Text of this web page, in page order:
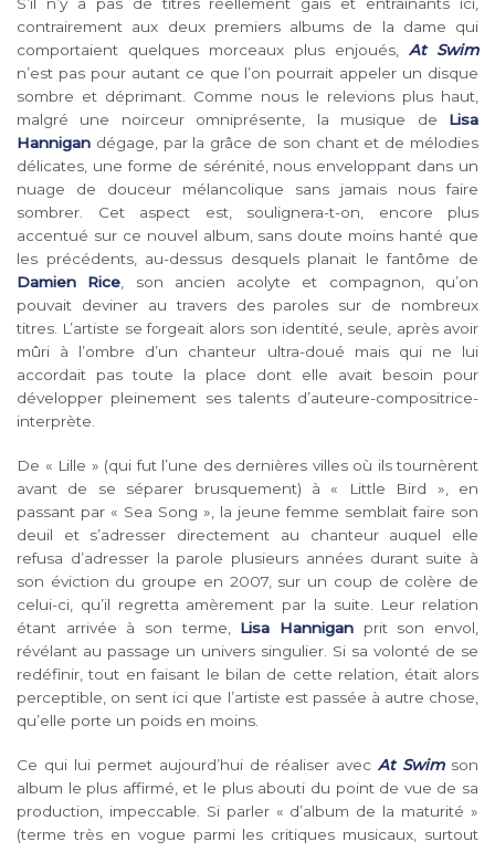
contrairement aux deux premiers albums de la dame qui
comportaient quelques morceaux plus enjoués, At Swim
n’est pas pour autant ce que l’on pourrait appeler un disque
sombre et déprimant. Comme nous le relevions plus haut,
malgré une noirceur omniprésente, la musique de Lisa
Hannigan dégage, par la grâce de son chant et de mélodies
délicates, une forme de sérénité, nous enveloppant dans un
nuage de douceur mélancolique sans jamais nous faire
sombrer. Cet aspect est, soulignera-t-on, encore plus
accentué sur ce nouvel album, sans doute moins hanté que
les précédents, au-dessus desquels planait le fantôme de
Damien Rice , son ancien acolyte et compagnon, qu’on
pouvait deviner au travers des paroles sur de nombreux
titres. L’artiste se forgeait alors son identité, seule, après avoir
mûri à l’ombre d’un chanteur ultra-doué mais qui ne lui
accordait pas toute la place dont elle avait besoin pour
développer pleinement ses talents d’auteure-compositrice-
interprète.
De « Lille » (qui fut l’une des dernières villes où ils tournèrent
avant de se séparer brusquement) à « Little Bird », en
passant par « Sea Song », la jeune femme semblait faire son
deuil et s’adresser directement au chanteur auquel elle
refusa d’adresser la parole plusieurs années durant suite à
son éviction du groupe en 2007, sur un coup de colère de
celui-ci, qu’il regretta amèrement par la suite. Leur relation
étant arrivée à son terme, Lisa Hannigan prit son envol,
révélant au passage un univers singulier. Si sa volonté de se
redéfinir, tout en faisant le bilan de cette relation, était alors
perceptible, on sent ici que l’artiste est passée à autre chose,
qu’elle porte un poids en moins.
Ce qui lui permet aujourd’hui de réaliser avecAt Swimson
album le plus affirmé, et le plus abouti du point de vue de sa
production, impeccable. Si parler « d’album de la maturité »
(terme très en vogue parmi les critiques musicaux, surtout